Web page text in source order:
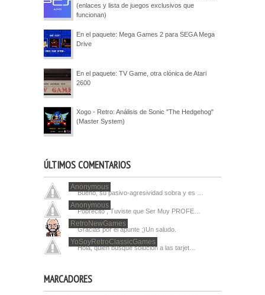
(enlaces y lista de juegos exclusivos que
funcionan)
En el paquete: Mega Games 2 para SEGA Mega
Drive
En el paquete: TV Game, otra clónica de Atari
2600
Xogo - Retro: Análisis de Sonic "The Hedgehog"
(Master System)
ÚLTIMOS COMENTARIOS
Anonymous
Bueno, su pasivo-agresividad sobra y es …
Anonymous
Pobrecito , Tuviste que Ser Muy PROFE…
RetroNewGames
Gracias por el apunte ;)Un saludo.
YoSoyRetroClassicGames
Hola, quien busque solucion a las tarjet…
MARCADORES